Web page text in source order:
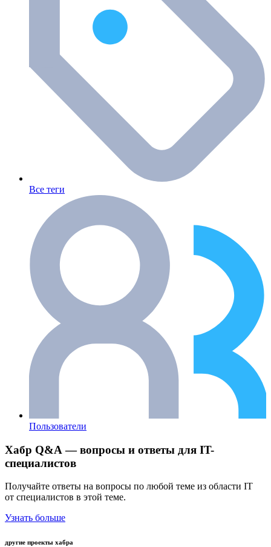
Все теги
Пользователи
Хабр Q&A — вопросы и ответы для IT-
специалистов
Получайте ответы на вопросы по любой теме из области IT
от специалистов в этой теме.
Узнать больше
другие проекты хабра